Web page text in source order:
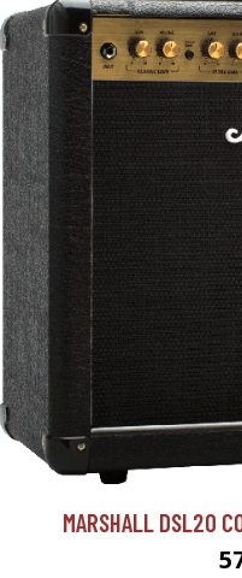
MARSHALL DSL20